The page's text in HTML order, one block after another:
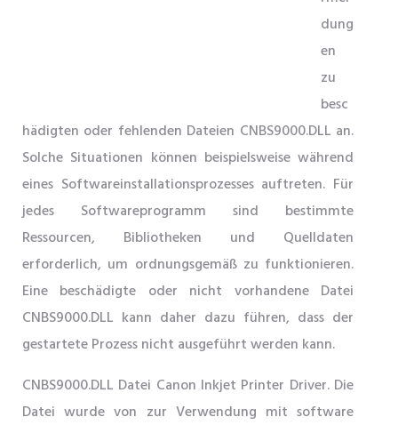
dung
en
zu
besc
hädigten oder fehlenden Dateien CNBS9000.DLL an.
Solche Situationen können beispielsweise während
eines Softwareinstallationsprozesses auftreten. Für
jedes Softwareprogramm sind bestimmte
Ressourcen, Bibliotheken und Quelldaten
erforderlich, um ordnungsgemäß zu funktionieren.
Eine beschädigte oder nicht vorhandene Datei
CNBS9000.DLL kann daher dazu führen, dass der
gestartete Prozess nicht ausgeführt werden kann.
CNBS9000.DLL Datei Canon Inkjet Printer Driver. Die
Datei wurde von zur Verwendung mit software